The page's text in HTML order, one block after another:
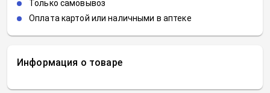
Информация о товаре
Только самовывоз
Оплата картой или наличными в аптеке